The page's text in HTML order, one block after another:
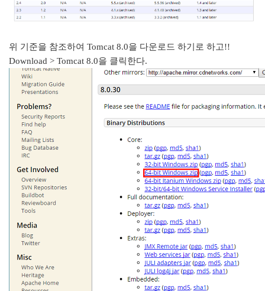
위 기준을 참조하여 Tomcat 8.0을 다운로드 하기로 하고!!
Download > Tomcat 8.0을 클릭한다.